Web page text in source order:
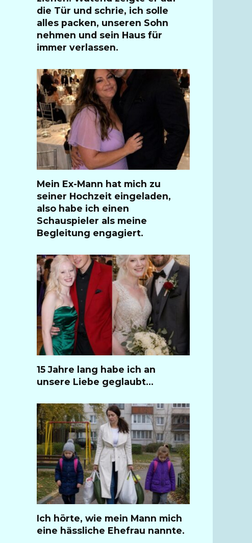
die Tür und schrie, ich solle
alles packen, unseren Sohn
nehmen und sein Haus für
immer verlassen.
Mein Ex-Mann hat mich zu
seiner Hochzeit eingeladen,
also habe ich einen
Schauspieler als meine
Begleitung engagiert.
15 Jahre lang habe ich an
unsere Liebe geglaubt…
Ich hörte, wie mein Mann mich
eine hässliche Ehefrau nannte.